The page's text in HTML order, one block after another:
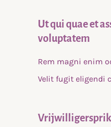
Ut qui quae et
voluptatem
Rem magni enim
Velit fugit eligendi